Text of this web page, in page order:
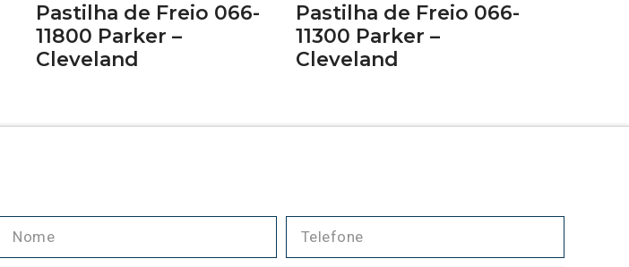
Pastilha de Freio 066-
11800 Parker –
Cleveland
Pastilha de Freio 066-
11300 Parker –
Cleveland